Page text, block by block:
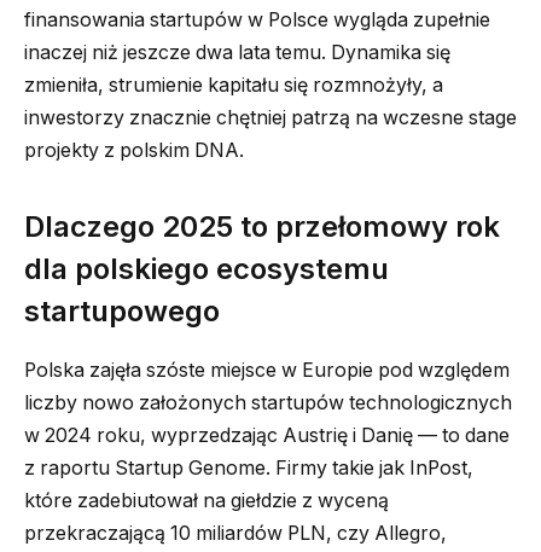
finansowania startupów w Polsce wygląda zupełnie
inaczej niż jeszcze dwa lata temu. Dynamika się
zmieniła, strumienie kapitału się rozmnożyły, a
inwestorzy znacznie chętniej patrzą na wczesne stage
projekty z polskim DNA.
Dlaczego 2025 to przełomowy rok
dla polskiego ecosystemu
startupowego
Polska zajęła szóste miejsce w Europie pod względem
liczby nowo założonych startupów technologicznych
w 2024 roku, wyprzedzając Austrię i Danię — to dane
z raportu Startup Genome. Firmy takie jak InPost,
które zadebiutował na giełdzie z wyceną
przekraczającą 10 miliardów PLN, czy Allegro,